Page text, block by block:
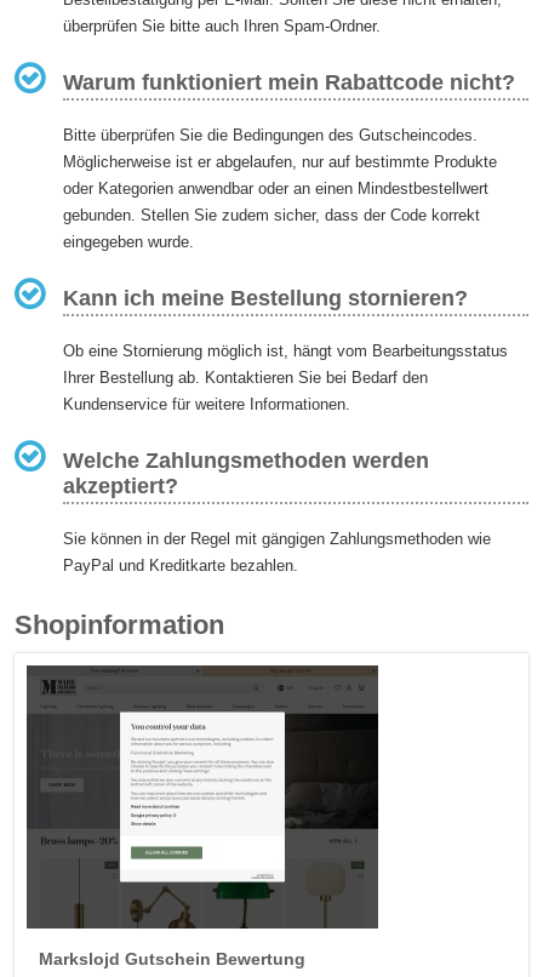
überprüfen Sie bitte auch Ihren Spam-Ordner.
Warum funktioniert mein Rabattcode nicht?
Bitte überprüfen Sie die Bedingungen des Gutscheincodes.
Möglicherweise ist er abgelaufen, nur auf bestimmte Produkte
oder Kategorien anwendbar oder an einen Mindestbestellwert
gebunden. Stellen Sie zudem sicher, dass der Code korrekt
eingegeben wurde.
Kann ich meine Bestellung stornieren?
Ob eine Stornierung möglich ist, hängt vom Bearbeitungsstatus
Ihrer Bestellung ab. Kontaktieren Sie bei Bedarf den
Kundenservice für weitere Informationen.
Welche Zahlungsmethoden werden
akzeptiert?
Sie können in der Regel mit gängigen Zahlungsmethoden wie
PayPal und Kreditkarte bezahlen.
Shopinformation
Markslojd Gutschein Bewertung